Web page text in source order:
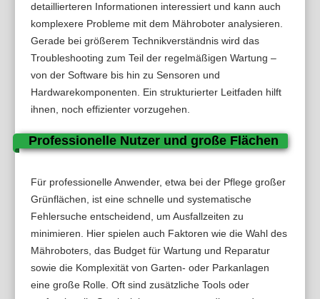
detaillierteren Informationen interessiert und kann auch
komplexere Probleme mit dem Mähroboter analysieren.
Gerade bei größerem Technikverständnis wird das
Troubleshooting zum Teil der regelmäßigen Wartung –
von der Software bis hin zu Sensoren und
Hardwarekomponenten. Ein strukturierter Leitfaden hilft
ihnen, noch effizienter vorzugehen.
Professionelle Nutzer und große Flächen
Für professionelle Anwender, etwa bei der Pflege großer
Grünflächen, ist eine schnelle und systematische
Fehlersuche entscheidend, um Ausfallzeiten zu
minimieren. Hier spielen auch Faktoren wie die Wahl des
Mähroboters, das Budget für Wartung und Reparatur
sowie die Komplexität von Garten- oder Parkanlagen
eine große Rolle. Oft sind zusätzliche Tools oder